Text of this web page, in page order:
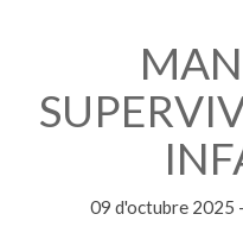
09 d'octubre 2025 -